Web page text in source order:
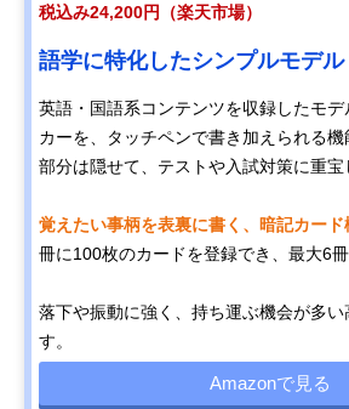
税込み24,200円（楽天市場）
語学に特化したシンプルモデル
英語・国語系コンテンツを収録したモ
カーを、タッチペンで書き加えられる
部分は隠せて、テストや入試対策に重宝
覚えたい事柄を表裏に書く、暗記カード
冊に100枚のカードを登録でき、最大6冊
落下や振動に強く、持ち運ぶ機会が多い
す。
Amazonで見る